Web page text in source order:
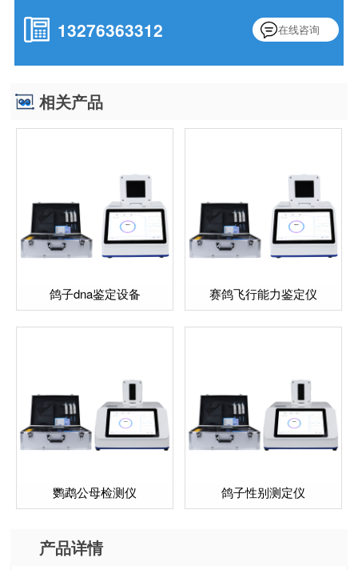
13276363312 在线咨询
相关产品
鸽子dna鉴定设备 赛鸽飞行能力鉴定仪
鹦鹉公母检测仪 鸽子性别测定仪
产品详情